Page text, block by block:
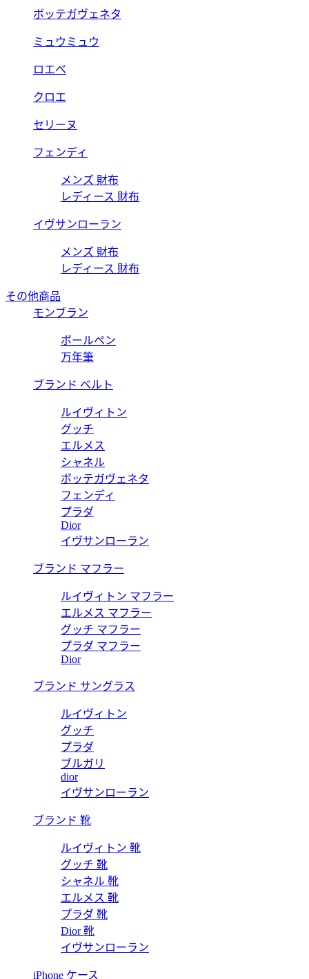
ボッテガヴェネタ
ミュウミュウ
ロエベ
クロエ
セリーヌ
フェンディ
メンズ 財布
レディース 財布
イヴサンローラン
メンズ 財布
レディース 財布
その他商品
モンブラン
ボールペン
万年筆
ブランド ベルト
ルイヴィトン
グッチ
エルメス
シャネル
ボッテガヴェネタ
フェンディ
プラダ
Dior
イヴサンローラン
ブランド マフラー
ルイヴィトン マフラー
エルメス マフラー
グッチ マフラー
プラダ マフラー
Dior
ブランド サングラス
ルイヴィトン
グッチ
プラダ
ブルガリ
dior
イヴサンローラン
ブランド 靴
ルイヴィトン 靴
グッチ 靴
シャネル 靴
エルメス 靴
プラダ 靴
Dior 靴
イヴサンローラン
iPhone ケース